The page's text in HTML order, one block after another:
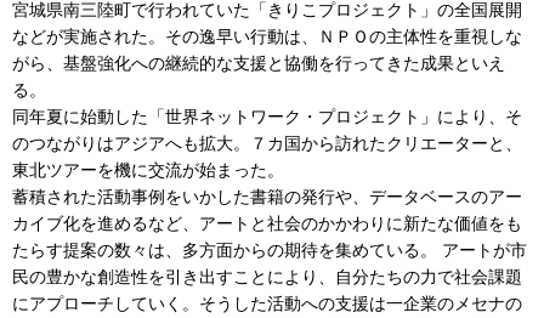
宮城県南三陸町で行われていた「きりこプロジェクト」の全国展開
などが実施された。その逸早い行動は、ＮＰＯの主体性を重視しな
がら、基盤強化への継続的な支援と協働を行ってきた成果といえ
る。
同年夏に始動した「世界ネットワーク・プロジェクト」により、そ
のつながりはアジアへも拡大。７カ国から訪れたクリエーターと、
東北ツアーを機に交流が始まった。
蓄積された活動事例をいかした書籍の発行や、データベースのアー
カイブ化を進めるなど、アートと社会のかかわりに新たな価値をも
たらす提案の数々は、多方面からの期待を集めている。 アートが市
民の豊かな創造性を引き出すことにより、自分たちの力で社会課題
にアプローチしていく。そうした活動への支援は一企業のメセナの